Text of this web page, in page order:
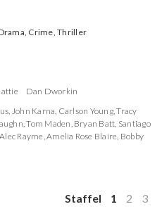
Crime, Thriller
Dan Dworkin
, John Karna, Carlson Young,Tracy
,Tom Maden, Bryan Batt, Santiago
Alec Rayme,Amelia Rose Blaire, Bobby
Staffel 1 2 3